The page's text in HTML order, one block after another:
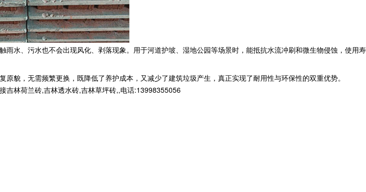
水、污水也不会出现风化、剥落现象。用于河道护坡、湿地公园等场景时，能抵抗水流冲刷和微生物侵蚀，使用寿
貌，无需频繁更换，既降低了养护成本，又减少了建筑垃圾产生，真正实现了耐用性与环保性的双重优势。
吉林荷兰砖,吉林透水砖,吉林草坪砖,,电话:13998355056